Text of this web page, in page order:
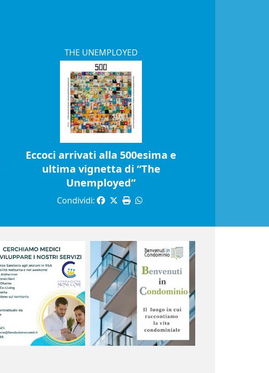
THE UNEMPLOYED
Eccoci arrivati alla 500esima e
ultima vignetta di “The
Unemployed”
Condividi: